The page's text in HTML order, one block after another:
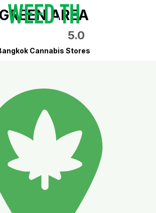
GREEN AREA
5.0
Cannabis Stores